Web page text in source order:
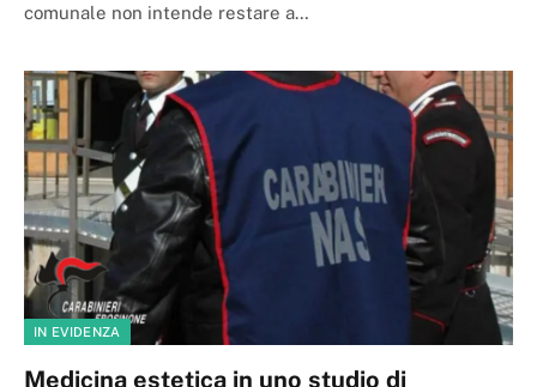
comunale non intende restare a…
IN EVIDENZA
Medicina estetica in uno studio di